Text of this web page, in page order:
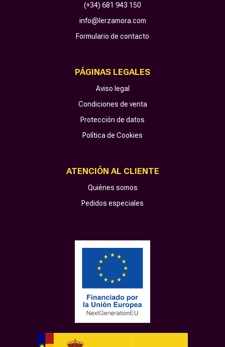
(+34) 681 943 150
info@lerzamora.com
Formulario de contacto
PÁGINAS LEGALES
Aviso legal
Condiciones de venta
Protección de datos
Política de Cookies
ATENCIÓN AL CLIENTE
Quiénes somos
Pedidos especiales